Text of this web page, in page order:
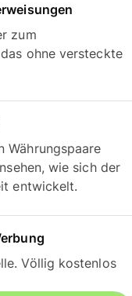
zum
ohne versteckte
Währungspaare
wie sich der
entwickelt.
Völlig kostenlos